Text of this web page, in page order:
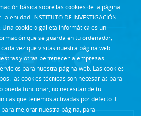
básica sobre las cookies de la página
entidad: INSTITUTO DE INVESTIGACIÓN
Una cookie o galleta informática es un
que se guarda en tu ordenador,
vez que visitas nuestra página web.
y otras pertenecen a empresas
para nuestra página web. Las cookies
las cookies técnicas son necesarias para
pueda funcionar, no necesitan de tu
que tenemos activadas por defecto. El
mejorar nuestra página, para